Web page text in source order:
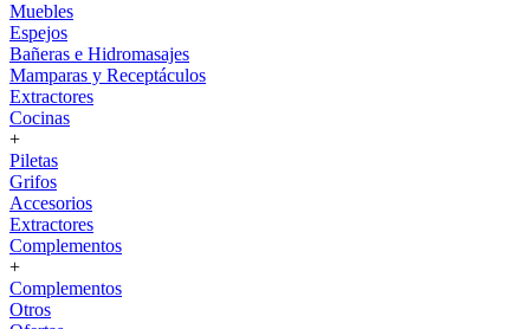
Muebles
Espejos
Bañeras e Hidromasajes
Mamparas y Receptáculos
Extractores
Cocinas
+
Piletas
Grifos
Accesorios
Extractores
Complementos
+
Complementos
Otros